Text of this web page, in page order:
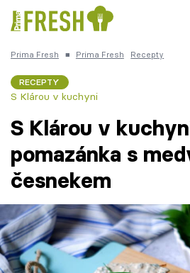
Česká kuchyně
Témata
Recepty
Články
Prima Fresh ■ Prima Fresh Recepty
RECEPTY
S Klárou v kuchyni
S Klárou v
pomazánka s
česnekem